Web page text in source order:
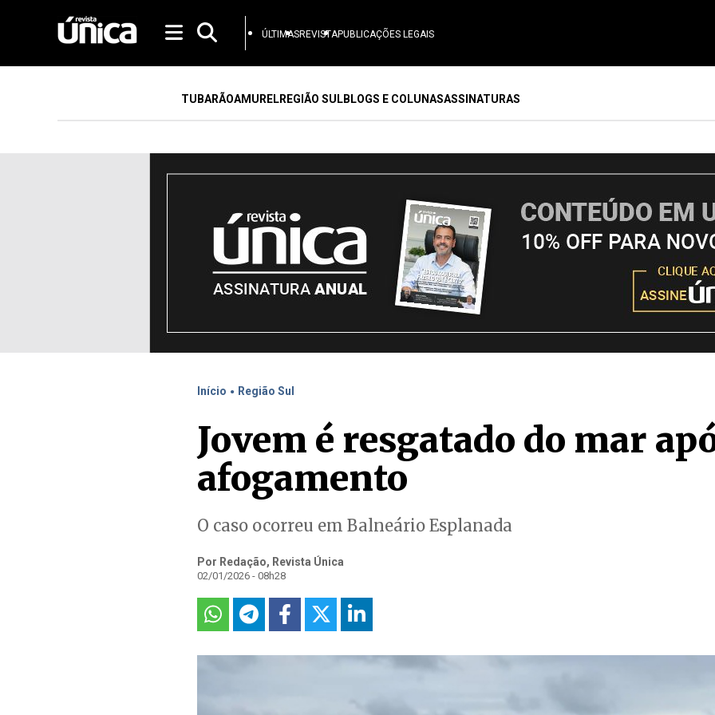
ÚLTIMASREVISTAPUBLICAÇÕES LEGAIS
TUBARÃOAMURELREGIÃO SULBLOGS E COLUNASASSINATURAS
Início . Região Sul
Jovem é resgatado do mar
afogamento
O caso ocorreu em Balneário Esplanada
Por Redação, Revista Única
02/01/2026 - 08h28